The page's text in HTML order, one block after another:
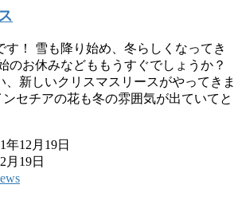
す！ 雪も降り始め、冬らしくなってき
のお休みなどももうすぐでしょうか？
、新しいクリスマスリースがやってきま
ンセチアの花も冬の雰囲気が出ていてと
年12月19日
月19日